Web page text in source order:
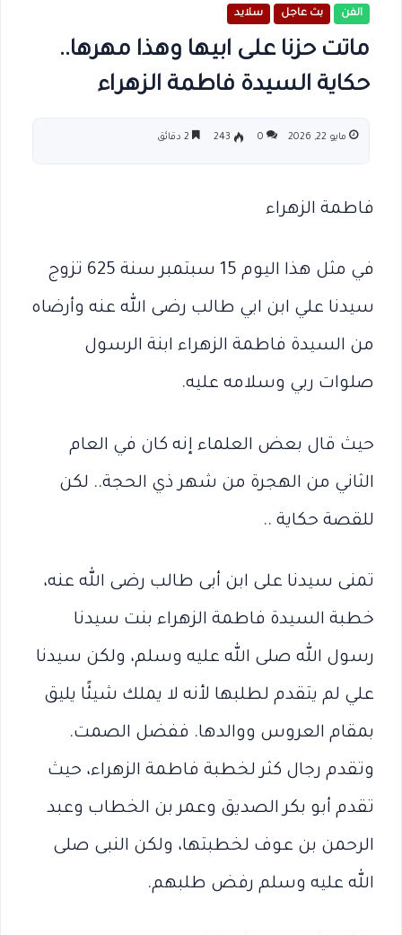
الفن بث عاجل سلايد
ماتت حزنا على ابيها وهذا مهرها..
حكاية السيدة فاطمة الزهراء
مايو 22, 2026 0
243
فاطمة الزهراء
في مثل هذا اليوم 15 سبتمبر سنة 625 تزوج
سيدنا علي ابن ابي طالب رضى الله عنه وأرضاه
من السيدة فاطمة الزهراء ابنة الرسول
صلوات ربي وسلامه عليه.
حيث قال بعض العلماء إنه كان في العام
الثاني من الهجرة من شهر ذي الحجة.. لكن
للقصة حكاية ..
تمنى سيدنا على ابن أبى طالب رضى الله عنه،
خطبة السيدة فاطمة الزهراء بنت سيدنا
رسول الله صلى الله عليه وسلم، ولكن سيدنا
علي لم يتقدم لطلبها لأنه لا يملك شيئًا يليق
بمقام العروس ووالدها. ففضل الصمت.
وتقدم رجال كثر لخطبة فاطمة الزهراء، حيث
تقدم أبو بكر الصديق وعمر بن الخطاب وعبد
الرحمن بن عوف لخطبتها، ولكن النبى صلى
الله عليه وسلم رفض طلبهم.